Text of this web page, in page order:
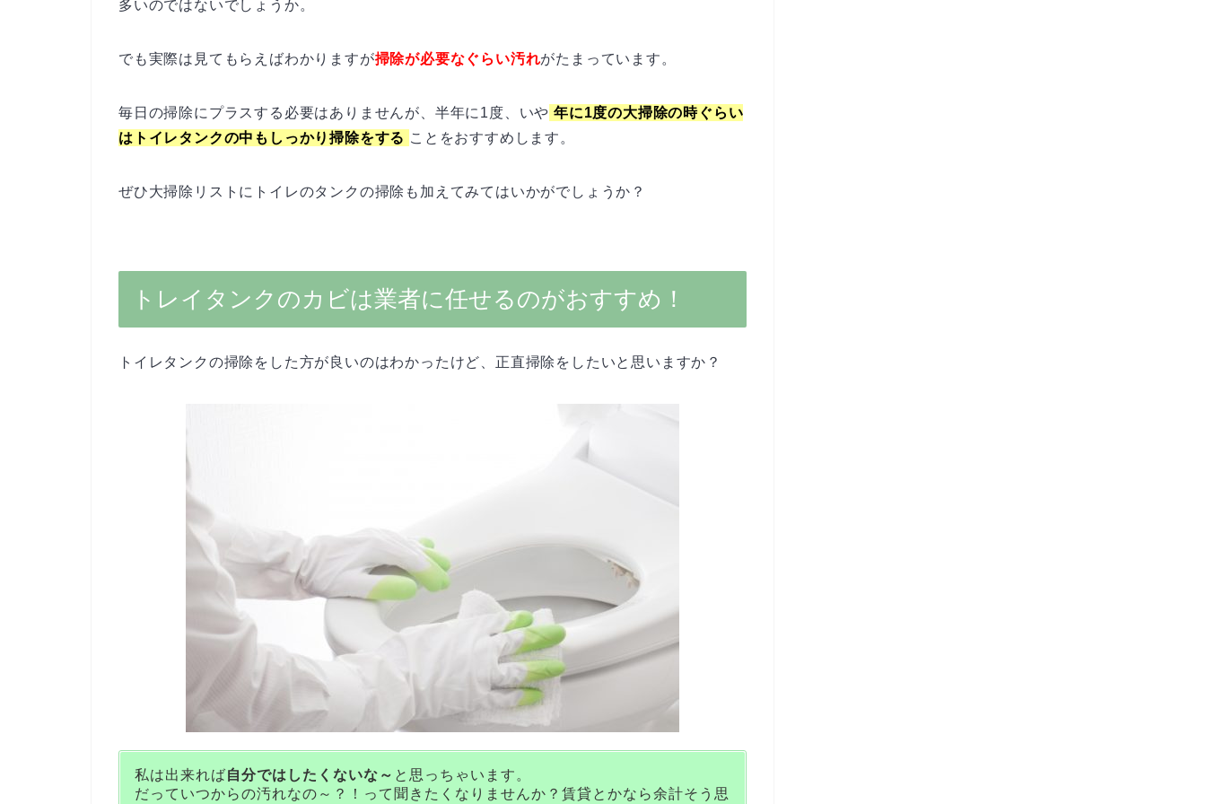
多いのではないでしょうか。
でも実際は見てもらえばわかりますが掃除が必要なぐらい汚れがたまっています。
毎日の掃除にプラスする必要はありませんが、半年に1度、いや 年に1度の大掃除の時ぐらい
はトイレタンクの中もしっかり掃除をする ことをおすすめします。
ぜひ大掃除リストにトイレのタンクの掃除も加えてみてはいかがでしょうか？
トレイタンクのカビは業者に任せるのがおすすめ！
トイレタンクの掃除をした方が良いのはわかったけど、正直掃除をしたいと思いますか？
私は出来れば自分ではしたくないな～ と思っちゃいます。
だっていつからの汚れなの～？！って聞きたくなりませんか？賃貸とかなら余計そう思